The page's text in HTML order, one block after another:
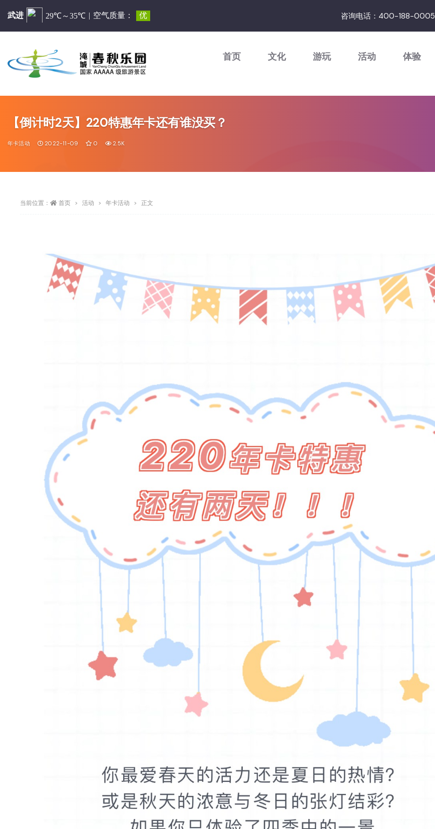
咨询电话：400-188-0005
首页 文化 游玩 活动 体验
【倒计时2天】220特惠年卡还有谁没买？
年卡活动 2022-11-09 0 2.5K
当前位置： 首页 活动 年卡活动 正文